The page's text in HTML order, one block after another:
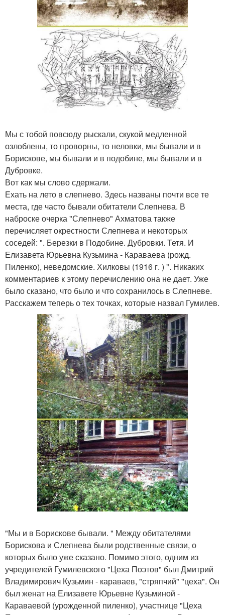
Мы с тобой повсюду рыскали, скукой медленной
озлоблены, то проворны, то неловки, мы бывали и в
Борискове, мы бывали и в подобине, мы бывали и в
Дубровке.
Вот как мы слово сдержали.
Ехать на лето в слепнево. Здесь названы почти все те
места, где часто бывали обитатели Слепнева. В
наброске очерка "Слепнево" Ахматова также
перечисляет окрестности Слепнева и некоторых
соседей: ". Березки в Подобине. Дубровки. Тетя. И
Елизавета Юрьевна Кузьмина - Караваева (рожд.
Пиленко), неведомские. Хилковы (1916 г. ) ". Никаких
комментариев к этому перечислению она не дает. Уже
было сказано, что было и что сохранилось в Слепневе.
Расскажем теперь о тех точках, которые назвал Гумилев.
"Мы и в Борискове бывали. " Между обитателями
Борискова и Слепнева были родственные связи, о
которых было уже сказано. Помимо этого, одним из
учредителей Гумилевского "Цеха Поэтов" был Дмитрий
Владимирович Кузьмин - караваев, "стряпчий" "цеха". Он
был женат на Елизавете Юрьевне Кузьминой -
Караваевой (урожденной пиленко), участнице "Цеха